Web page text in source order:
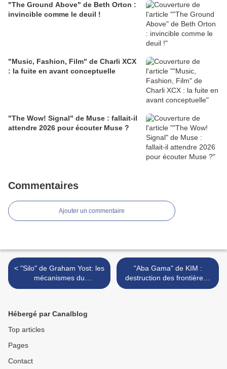
"The Ground Above" de Beth Orton :
invincible comme le deuil !
"Music, Fashion, Film" de Charli XCX
: la fuite en avant conceptuelle
"The Wow! Signal" de Muse : fallait-il
attendre 2026 pour écouter Muse ?
Commentaires
Ajouter un commentaire
< "Silo" de Graham Yost: les
mécanismes du
totalitarisme
"Aba Gama" de KIM :
destruction des frontières !
>
Hébergé par Canalblog
Top articles
Pages
Contact